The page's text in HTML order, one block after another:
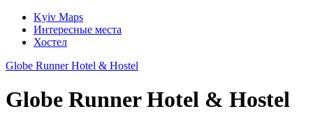
Kyiv Maps
Интересные места
Хостел
Globe Runner Hotel & Hostel
Globe Runner Hotel & Hostel